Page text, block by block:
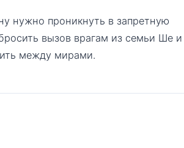
нужно проникнуть в запретную
вызов врагам из семьи Ше и
между мирами.